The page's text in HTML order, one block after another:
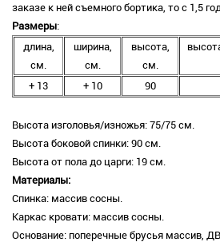
заказе к ней съемного бортика, то с 1,5
Размеры:
длина,
см.
ширина,
см.
высота,
см.
+ 13
+ 10 90
Высота изголовья/изножья: 75/75 см.
Высота боковой спинки: 90 см.
Высота от пола до царги: 19 см.
Материалы:
Спинка: массив сосны.
Каркас кровати: массив сосны.
Основание: поперечные брусья массив,